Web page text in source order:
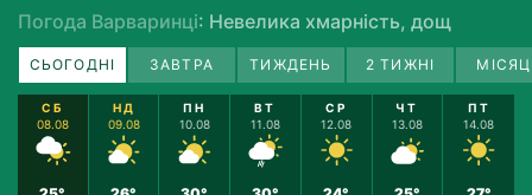
Погода Варваринці: Невелика хмарність, дощ
СЬОГОДНІ ЗАВТРА ТИЖДЕНЬ 2 ТИЖНІ
СБ
08.08
НД
09.08
ПН
10.08
ВТ
11.08
СР
12.08
ЧТ
13.08
ПТ
14.08